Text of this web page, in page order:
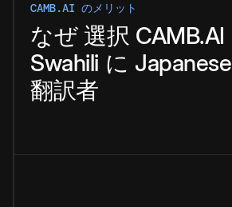
CAMB.AI のメリット
なぜ 選択 CAMB.AI
Swahili に Japanese
翻訳者